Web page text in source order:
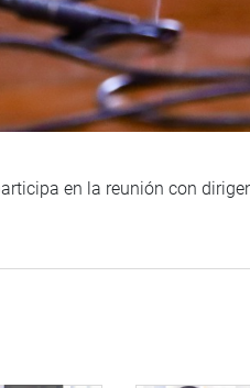
en la reunión con